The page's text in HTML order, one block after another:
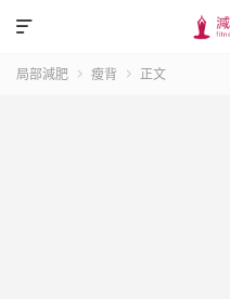

局部減肥  瘦背  正文